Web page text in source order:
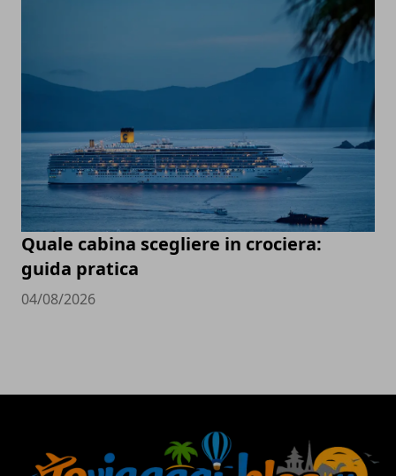
Quale cabina scegliere in crociera:
guida pratica
04/08/2026